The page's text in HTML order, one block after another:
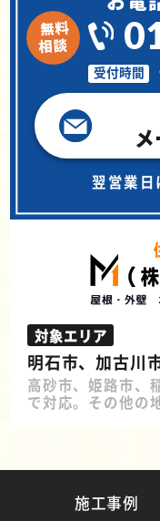
受付時間
翌営業日
対象エリア
明石市、加古川
高砂市、姫路市、
で対応。その他の
施工事例